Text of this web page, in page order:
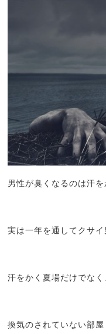
男性が臭くなるのは汗
実は一年を通してクサイ
汗をかく夏場だけでな
換気のされていない部